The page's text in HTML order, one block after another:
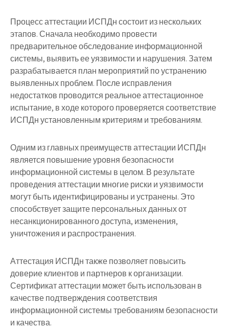
Процесс аттестации ИСПДн состоит из нескольких
этапов. Сначала необходимо провести
предварительное обследование информационной
системы, выявить ее уязвимости и нарушения. Затем
разрабатывается план мероприятий по устранению
выявленных проблем. После исправления
недостатков проводится реальное аттестационное
испытание, в ходе которого проверяется соответствие
ИСПДн установленным критериям и требованиям.
Одним из главных преимуществ аттестации ИСПДн
является повышение уровня безопасности
информационной системы в целом. В результате
проведения аттестации многие риски и уязвимости
могут быть идентифицированы и устранены. Это
способствует защите персональных данных от
несанкционированного доступа, изменения,
уничтожения и распространения.
Аттестация ИСПДн также позволяет повысить
доверие клиентов и партнеров к организации.
Сертификат аттестации может быть использован в
качестве подтверждения соответствия
информационной системы требованиям безопасности
и качества.